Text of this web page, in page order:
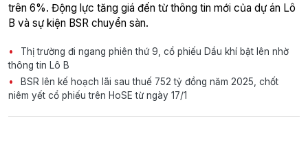
trên 6%. Động lực tăng giá đến từ thông tin mới của dự án Lô
B và sự kiện BSR chuyển sàn.
Thị trường đi ngang phiên thứ 9, cổ phiếu Dầu khí bật lên nhờ
thông tin Lô B
BSR lên kế hoạch lãi sau thuế 752 tỷ đồng năm 2025, chốt
niêm yết cổ phiếu trên HoSE từ ngày 17/1